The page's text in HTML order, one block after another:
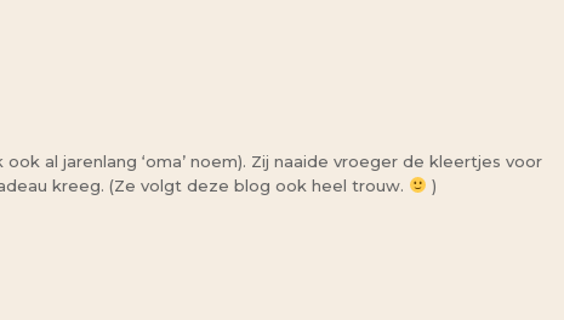
al jarenlang ‘oma’ noem). Zij naaide vroeger de kleertjes voor
kreeg. (Ze volgt deze blog ook heel trouw.
)